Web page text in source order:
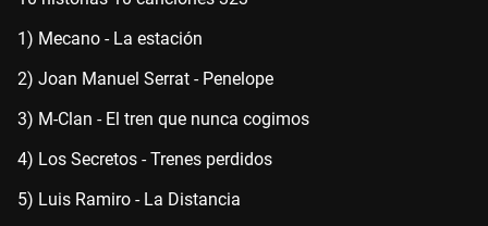
1) Mecano - La estación
2) Joan Manuel Serrat - Penelope
3) M-Clan - El tren que nunca cogimos
4) Los Secretos - Trenes perdidos
5) Luis Ramiro - La Distancia